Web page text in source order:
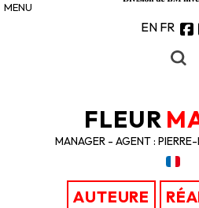
EN FR
MENU
FLEUR
MANAGER - AGENT :
AUTEURE